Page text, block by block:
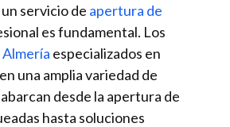
servicio de apertura de
es fundamental. Los
especializados en
una amplia variedad de
desde la apertura de
hasta soluciones